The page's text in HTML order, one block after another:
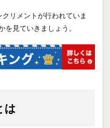
リメントが行われていま
を見ていきましょう。
は